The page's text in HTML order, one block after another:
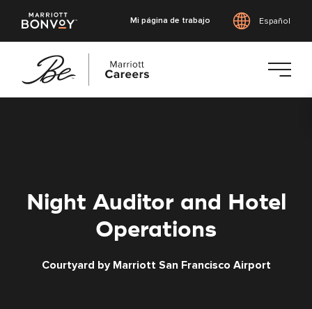
Mi página de trabajo Español
Night Auditor and Hotel
Operations
Courtyard by Marriott San Francisco Airport